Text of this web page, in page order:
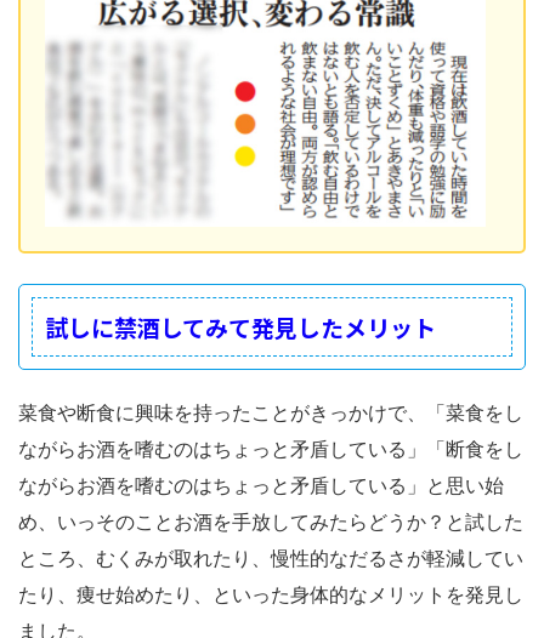
試しに禁酒してみて発見したメリット
菜食や断食に興味を持ったことがきっかけで、「菜食をし
ながらお酒を嗜むのはちょっと矛盾している」「断食をし
ながらお酒を嗜むのはちょっと矛盾している」と思い始
め、いっそのことお酒を手放してみたらどうか？と試した
ところ、むくみが取れたり、慢性的なだるさが軽減してい
たり、痩せ始めたり、といった身体的なメリットを発見し
ました。